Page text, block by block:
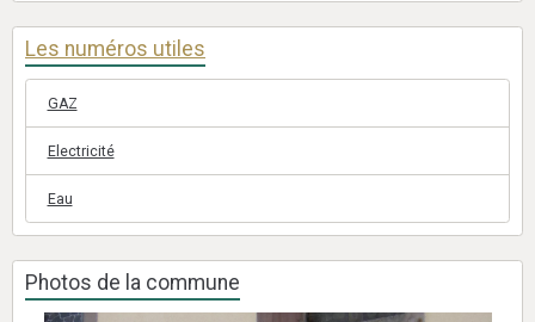
Les numéros utiles
GAZ
Electricité
Eau
Photos de la commune